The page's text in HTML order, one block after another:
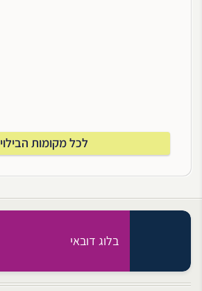
לכל מקומות הבילוי
בלוג דובאי